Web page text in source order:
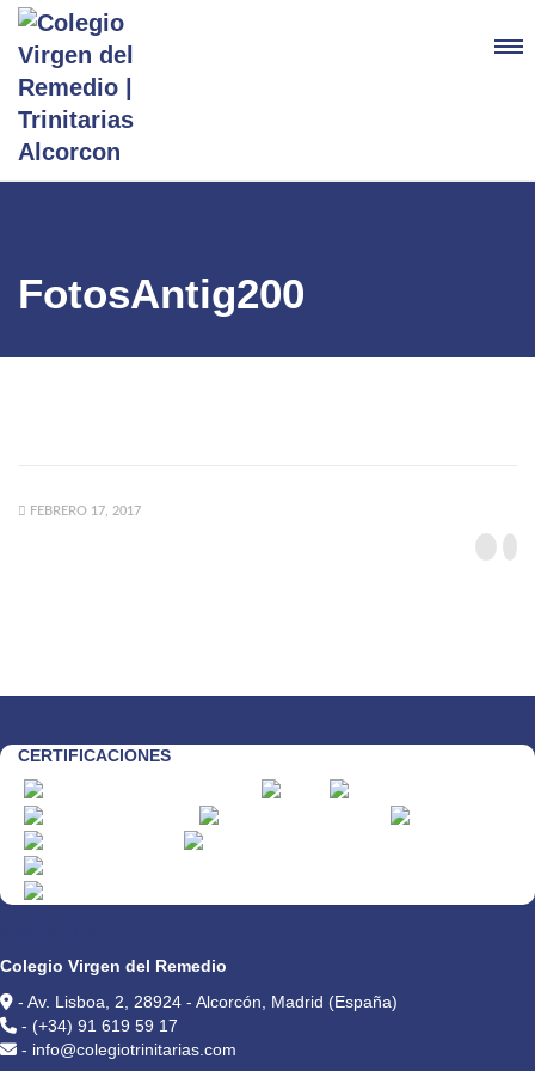
FotosAntig200
FEBRERO 17, 2017
CERTIFICACIONES
Colegio Virgen del Remedio
- Av. Lisboa, 2, 28924 - Alcorcón, Madrid (España)
- (+34) 91 619 59 17
- info@colegiotrinitarias.com